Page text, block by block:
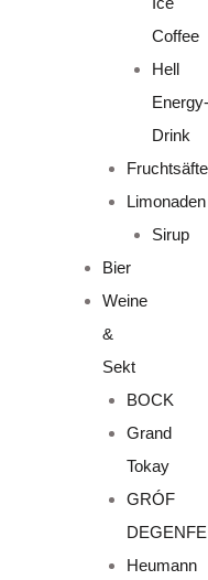
Coffee
Hell
Energy-
Drink
Fruchtsäfte
Limonaden
Sirup
Bier
Weine
&
Sekt
BOCK
Grand
Tokay
GRÓF
Heumann